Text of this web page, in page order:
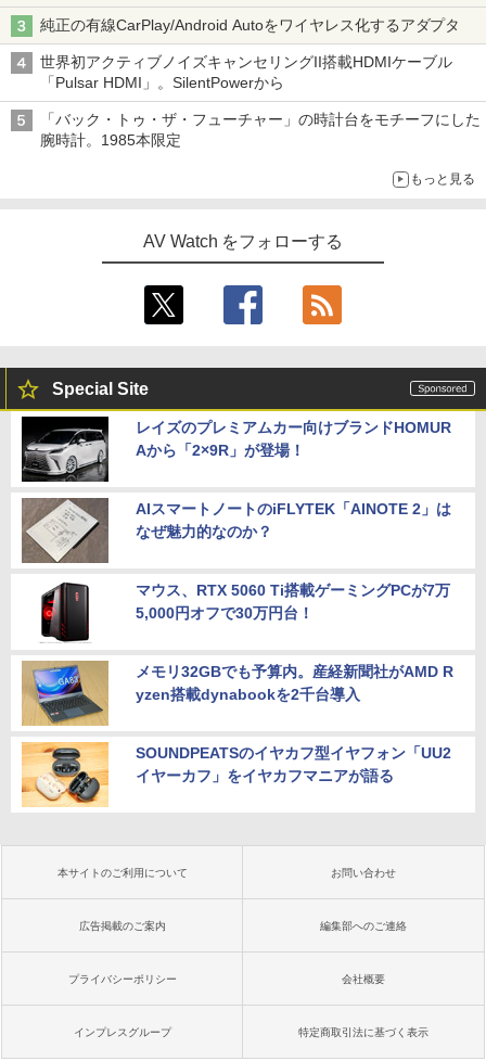
純正の有線CarPlay/Android Autoをワイヤレス化するアダプタ
世界初アクティブノイズキャンセリングII搭載HDMIケーブル
「Pulsar HDMI」。SilentPowerから
「バック・トゥ・ザ・フューチャー」の時計台をモチーフにした
腕時計。1985本限定
もっと見る
AV Watch をフォローする
Special Site
レイズのプレミアムカー向けブランドHOMUR
Aから「2×9R」が登場！
AIスマートノートのiFLYTEK「AINOTE 2」は
なぜ魅力的なのか？
マウス、RTX 5060 Ti搭載ゲーミングPCが7万
5,000円オフで30万円台！
メモリ32GBでも予算内。産経新聞社がAMD R
yzen搭載dynabookを2千台導入
SOUNDPEATSのイヤカフ型イヤフォン「UU2
イヤーカフ」をイヤカフマニアが語る
本サイトのご利用について お問い合わせ
広告掲載のご案内 編集部へのご連絡
プライバシーポリシー 会社概要
インプレスグループ 特定商取引法に基づく表示